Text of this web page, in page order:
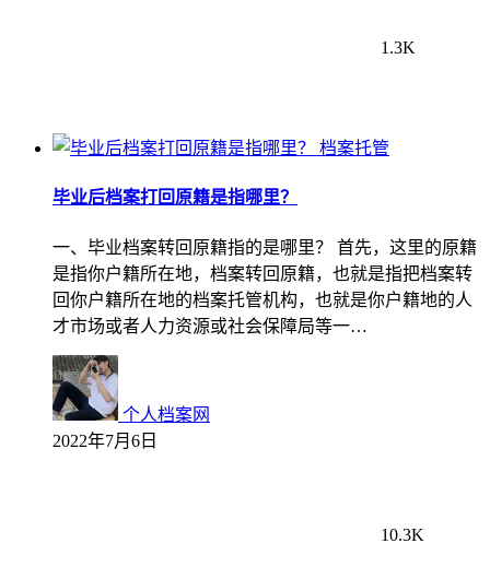
1.3K
档案托管
毕业后档案打回原籍是指哪里？
一、毕业档案转回原籍指的是哪里？ 首先，这里的原籍
是指你户籍所在地，档案转回原籍，也就是指把档案转
回你户籍所在地的档案托管机构，也就是你户籍地的人
才市场或者人力资源或社会保障局等一…
个人档案网
2022年7月6日
10.3K